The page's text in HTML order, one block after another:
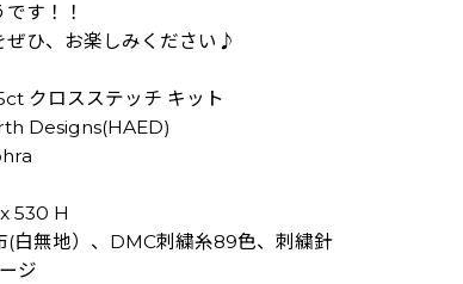
す！！
ぜひ、お楽しみください♪
クロスステッチ キット
Designs(HAED)
530 H
白無地）、DMC刺繍糸89色、刺繍針
ジ